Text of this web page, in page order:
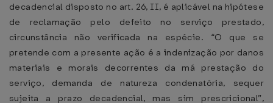
decadencial disposto no art. 26, II, é aplicável na hipótese
de reclamação pelo defeito no serviço prestado,
circunstância não verificada na espécie. “O que se
pretende com a presente ação é a indenização por danos
materiais e morais decorrentes da má prestação do
serviço, demanda de natureza condenatória, sequer
sujeita a prazo decadencial, mas sim prescricional”,